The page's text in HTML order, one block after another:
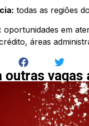
todas as regiões
oportunidades em
áreas
outras vagas